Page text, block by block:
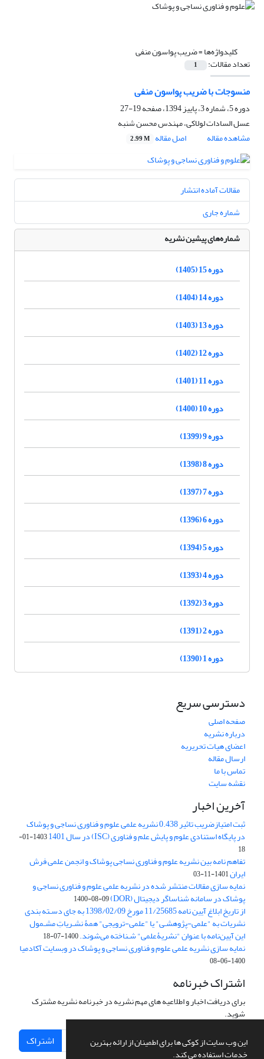
این وب سایت از کوکی ها برای اطمینان از ارائه بهترین
خدمات استفاده می کند.
کلیدواژه‌ها =ضریب پواسون منفی
تعداد مقالات: 1
منسوجات با ضریب پواسون منفی
دوره 5، شماره 3، پاییز 1394، صفحه
19-27
عسل السادات لولاکی، مهندس محسن شنبه
مشاهده مقاله
اصل مقاله 2.99 M
مقالات آماده انتشار
شماره جاری
شماره‌های پیشین نشریه
دوره 15 (1405)
دوره 14 (1404)
دوره 13 (1403)
دوره 12 (1402)
دوره 11 (1401)
دوره 10 (1400)
دوره 9 (1399)
دوره 8 (1398)
دوره 7 (1397)
دوره 6 (1396)
دوره 5 (1394)
دوره 4 (1393)
دوره 3 (1392)
دوره 2 (1391)
دوره 1 (1390)
دسترسی سریع
صفحه اصلی
درباره نشریه
اعضای هیات تحریریه
ارسال مقاله
تماس با ما
نقشه سایت
آخرین اخبار
ثبت امتیازضریب تاثیر 0.438 نشریه علمی علوم و فناوری نساجی و پوشاک
در پایگاه استنادی علوم و پایش علم و فناوری (ISC) در سال 1401
1403-01-
18
تفاهم نامه بین نشریه علوم و فناوری نساجی پوشاک و انجمن علمی فرش
ایران1401-11-03
نمایه سازی مقالات منتشر شده در نشریه علمی علوم و فناوری نساجی و
پوشاک در سامانه شناساگر دیجیتال (DOR) 1400-08-09
از تاریخ ابلاغ آیین نامه 11/25685 مورخ 1398/02/09 به جای دسـته بندی
نشریات به "علمی-پژوهشـی" یا "علمی-ترویجی" همۀ نشـریاتِ مشـمول
این آیین‌نامه با عنوان "نشریۀعلمی" شـناخته می‌شوند.1400-07-18
نمایه سازی نشریه علمی علوم و فناوری نساجی و پوشاک در وبسایت آکادمیا
1400-06-08
اشتراک خبرنامه
برای دریافت اخبار و اطلاعیه های مهم نشریه در خبرنامه نشریه مشترک
شوید.
اشتراک